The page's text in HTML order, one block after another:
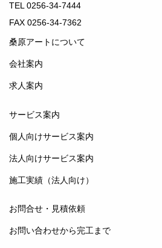
TEL 0256-34-7444
FAX 0256-34-7362
桑原アートについて
会社案内
求人案内
サービス案内
個人向けサービス案内
法人向けサービス案内
施工実績（法人向け）
お問合せ・見積依頼
お問い合わせから完工まで